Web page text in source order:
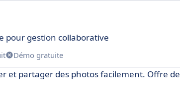
pour gestion collaborative
Démo gratuite
et partager des photos facilement. Offre